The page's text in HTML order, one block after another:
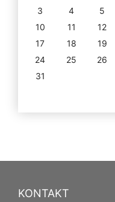
3
4 5
10
11 12
17
18 19
24
25 26
31
KONTAKT